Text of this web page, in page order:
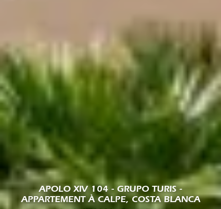
APOLO XIV 104 - GRUPO TURIS -
APPARTEMENT À CALPE, COSTA BLANCA